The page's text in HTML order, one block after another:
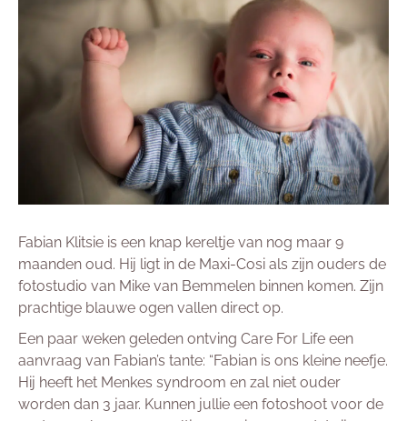
Fabian Klitsie is een knap kereltje van nog maar 9
maanden oud. Hij ligt in de Maxi-Cosi als zijn ouders de
fotostudio van Mike van Bemmelen binnen komen. Zijn
prachtige blauwe ogen vallen direct op.
Een paar weken geleden ontving Care For Life een
aanvraag van Fabian’s tante: “Fabian is ons kleine neefje.
Hij heeft het Menkes syndroom en zal niet ouder
worden dan 3 jaar. Kunnen jullie een fotoshoot voor de